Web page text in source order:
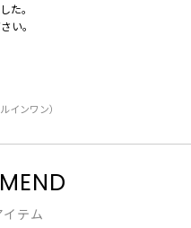
た。
い。
インワン）
テム